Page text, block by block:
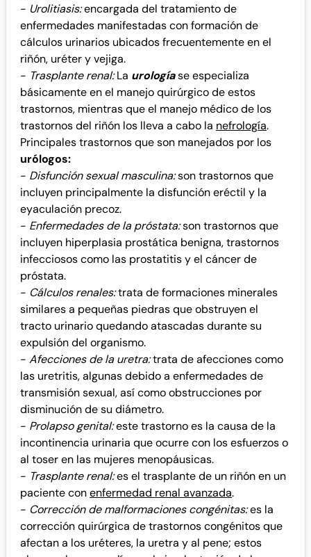
- Urolitiasis:encargada del tratamiento de
enfermedades manifestadas con formación de
cálculos urinarios ubicados frecuentemente en el
riñón, uréter y vejiga.
- Trasplante renal:La urologíase especializa
básicamente en el manejo quirúrgico de estos
trastornos, mientras que el manejo médico de los
trastornos del riñón los lleva a cabo la nefrología.
Principales trastornos que son manejados por los
urólogos:
- Disfunción sexual masculina:son trastornos que
incluyen principalmente la disfunción eréctil y la
eyaculación precoz.
- Enfermedades de la próstata:son trastornos que
incluyen hiperplasia prostática benigna, trastornos
infecciosos como las prostatitis y el cáncer de
próstata.
- Cálculos renales:trata de formaciones minerales
similares a pequeñas piedras que obstruyen el
tracto urinario quedando atascadas durante su
expulsión del organismo.
- Afecciones de la uretra:trata de afecciones como
las uretritis, algunas debido a enfermedades de
transmisión sexual, así como obstrucciones por
disminución de su diámetro.
- Prolapso genital:este trastorno es la causa de la
incontinencia urinaria que ocurre con los esfuerzos o
al toser en las mujeres menopáusicas.
- Trasplante renal:es el trasplante de un riñón en un
paciente conenfermedad renal avanzada.
- Corrección de malformaciones congénitas:es la
corrección quirúrgica de trastornos congénitos que
afectan a los uréteres, la uretra y al pene; estos